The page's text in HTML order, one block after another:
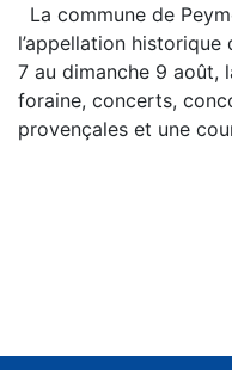
La commune de
l’appellation
7 au dimanche 9 août,
foraine, concerts,
provençales et une